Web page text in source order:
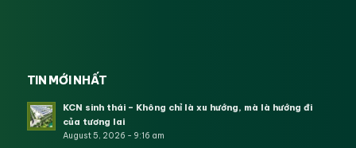
TIN MỚI NHẤT
KCN sinh thái – Không chỉ là xu hướng, mà là hướng đi
của tương lai
August 5, 2026 - 9:16 am